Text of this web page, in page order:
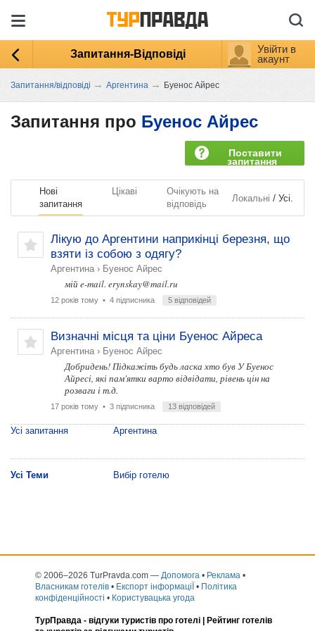
Запитання-Відповіді
Увійти в
акаунт
Запитання/відповіді → Аргентина → Буенос Айрес
Запитання про Буенос Айрес
Поставити
запитання
Нові
запитання
Цікаві
Очікують на
відповідь
Локальні / Усі.
Лікую до Аргентини наприкінці березня, що
взяти із собою з одягу?
Аргентина › Буенос Айрес
мій e-mail. erynskay@mail.ru
12 років тому • 4 підписника 5 відповідей
Визначні місця та ціни Буенос Айреса
Аргентина › Буенос Айрес
Добридень! Підкажіть будь ласка хто був У Буенос
Айресі, які пам'ятки варто відвідати, рівень цін на
розваги і т.д.
17 років тому • 3 підписника 13 відповідей
Усі запитання Аргентина
Усі Теми Вибір готелю
© 2006–2026 TurPravda.com — Допомога • Реклама •
Власникам готелів • Експорт інформаціЇ • Політика
конфіденційності • Користувацька угода
ТурПравда - відгуки туристів про готелі | Рейтинг готелів